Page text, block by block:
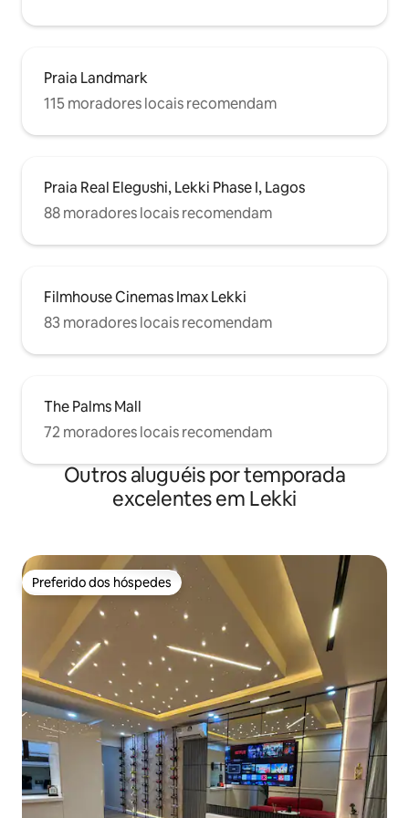
Praia Landmark
115 moradores locais recomendam
Praia Real Elegushi, Lekki Phase I, Lagos
88 moradores locais recomendam
Filmhouse Cinemas Imax Lekki
83 moradores locais recomendam
The Palms Mall
72 moradores locais recomendam
Outros aluguéis por temporada
excelentes em Lekki
Preferido dos hóspedes
Preferido dos hóspedes